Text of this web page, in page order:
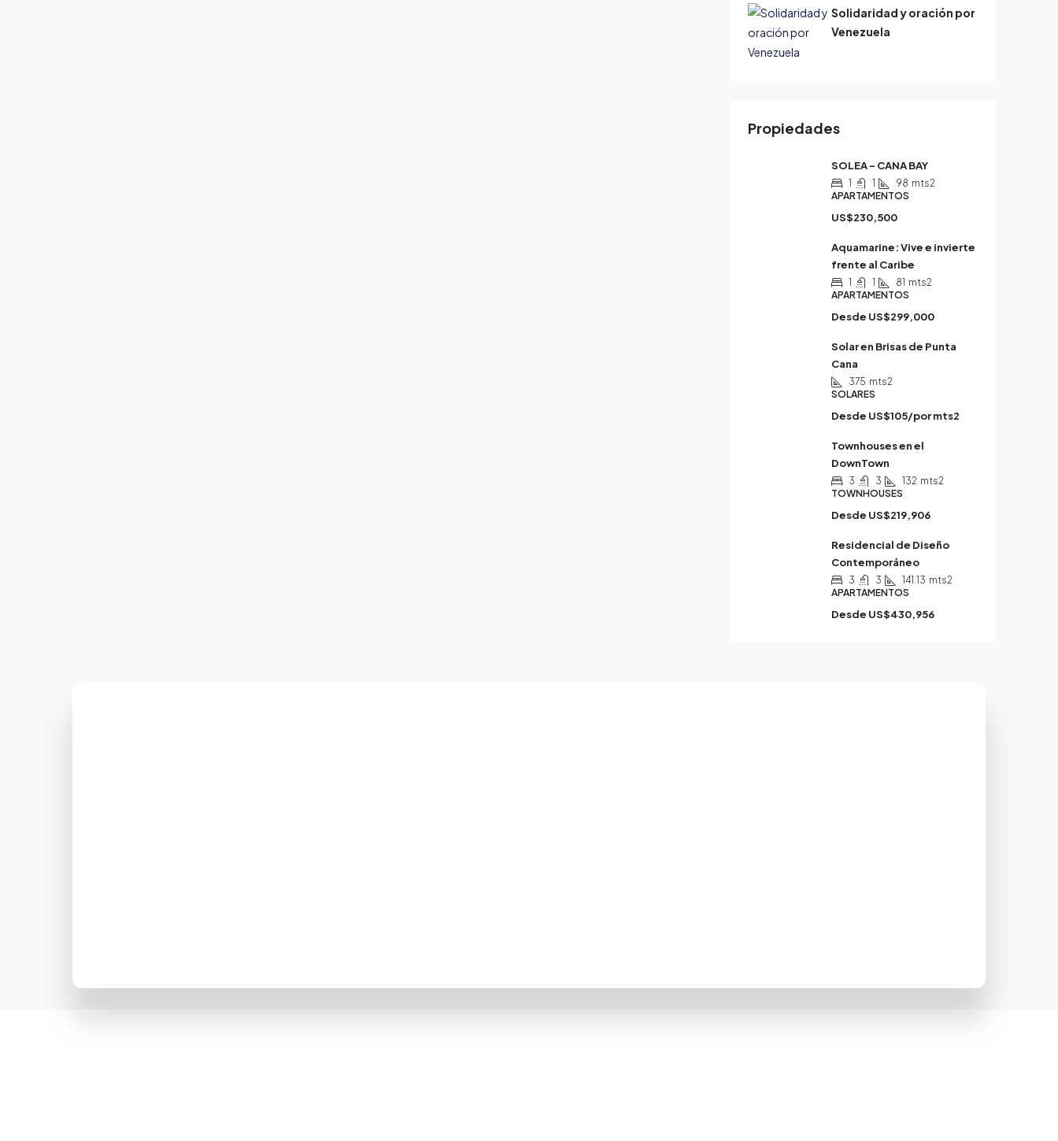
Solidaridad y oración por
Venezuela
Propiedades
SOLEA – CANA BAY
1 1 98 mts2
APARTAMENTOS
US$230,500
Aquamarine: Vive e invierte
frente al Caribe
1 1 81 mts2
APARTAMENTOS
Desde US$299,000
Solar en Brisas de Punta
Cana
375 mts2
SOLARES
Desde US$105/por mts2
Townhouses en el
DownTown
3 3 132 mts2
TOWNHOUSES
Desde US$219,906
Residencial de Diseño
Contemporáneo
3 3 141.13 mts2
APARTAMENTOS
Desde US$430,956